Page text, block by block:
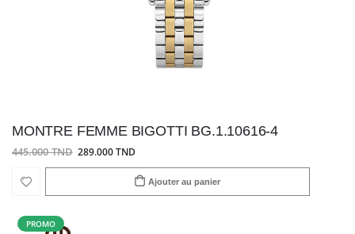
MONTRE FEMME BIGOTTI BG.1.10616-4
445.000 TND 289.000 TND
Ajouter au panier
PROMO